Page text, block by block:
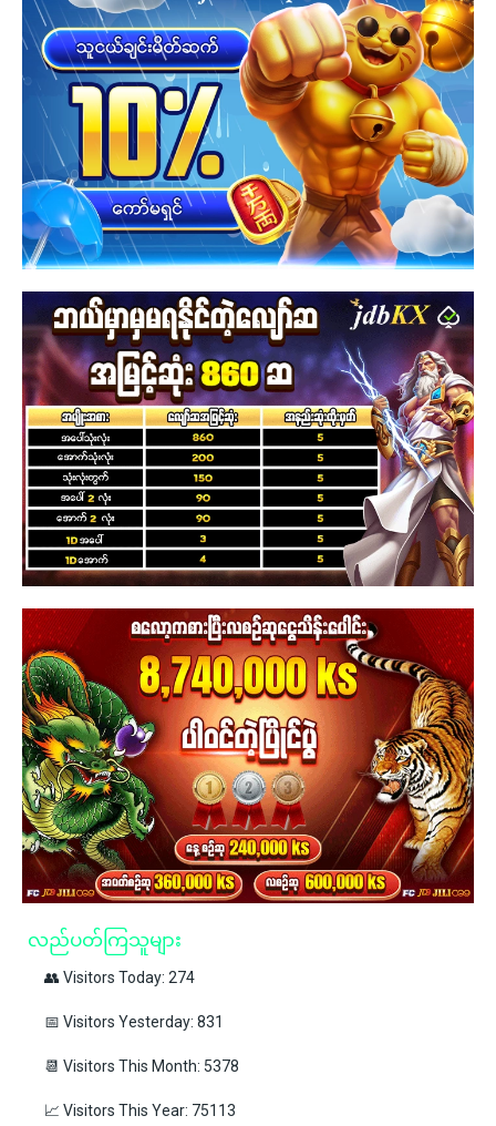
လည်ပတ်ကြသူများ
👥 Visitors Today: 274
📅 Visitors Yesterday: 831
📆 Visitors This Month: 5378
📈 Visitors This Year: 75113